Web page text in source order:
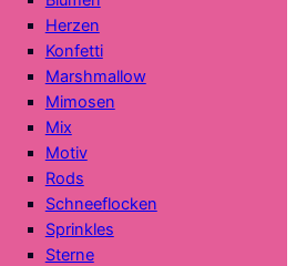
Herzen
Konfetti
Marshmallow
Mimosen
Mix
Motiv
Rods
Schneeflocken
Sprinkles
Sterne